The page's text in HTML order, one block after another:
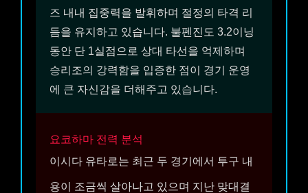
즈 내내 집중력을 발휘하며 절정의 타격 리
듬을 유지하고 있습니다. 불펜진도 3.2이닝
동안 단 1실점으로 상대 타선을 억제하며
승리조의 강력함을 입증한 점이 경기 운영
에 큰 자신감을 더해주고 있습니다.
요코하마 전력 분석
이시다 유타로는 최근 두 경기에서 투구 내
용이 조금씩 살아나고 있으며 지난 맞대결